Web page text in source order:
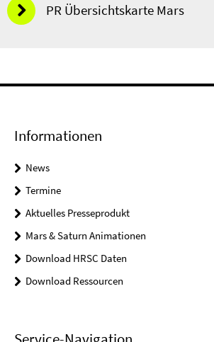
PR Übersichtskarte Mars
Informationen
News
Termine
Aktuelles Presseprodukt
Mars & Saturn Animationen
Download HRSC Daten
Download Ressourcen